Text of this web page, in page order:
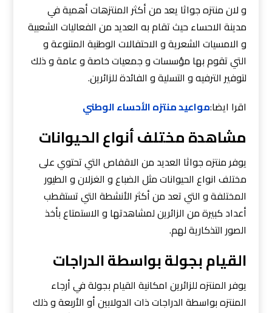
و لان منتزه جواثا يعد من أكثر المنتزهات أهمية في
مدينة الاحساء حيث تقام به العديد من الفعاليات الشعبية
و الامسيات الشعرية و الاحتفالات الوطنية المتنوعة و
التي تقوم بها مؤسسات و جمعيات خاصة و عامة و ذلك
لتوفير الترفيه و التسلية و الفائدة للزائرين.
اقرا ايضا:مواعيد منتزه الأحساء الوطني
مشاهدة مختلف أنواع الحيوانات
يوفر منتزه جواثا العديد من الاقفاص التي تحتوي على
مختلف انواع الحيوانات مثل الضباع و الغزلان و الطيور
المختلفة و التي تعد من أكثر الأنشطة التي تستقطب
أعداد كبيرة من الزائرين لمشاهدتها و الاستمتاع بأخذ
الصور التذكارية لهم.
القيام بجولة بواسطة الدراجات
يوفر المنتزه للزائرين امكانية القيام بجولة في أرجاء
المنتزه بواسطة الدراجات ذات الدولابين أو الأربعة و ذلك